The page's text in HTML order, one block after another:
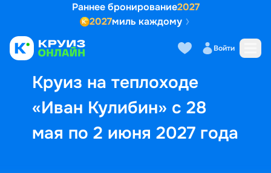
Раннее бронирование2027
2027миль каждому
Войти
Круиз на теплоходе
«Иван Кулибин» с 28
мая по 2 июня 2027 года
Выбор кают Маршрут и